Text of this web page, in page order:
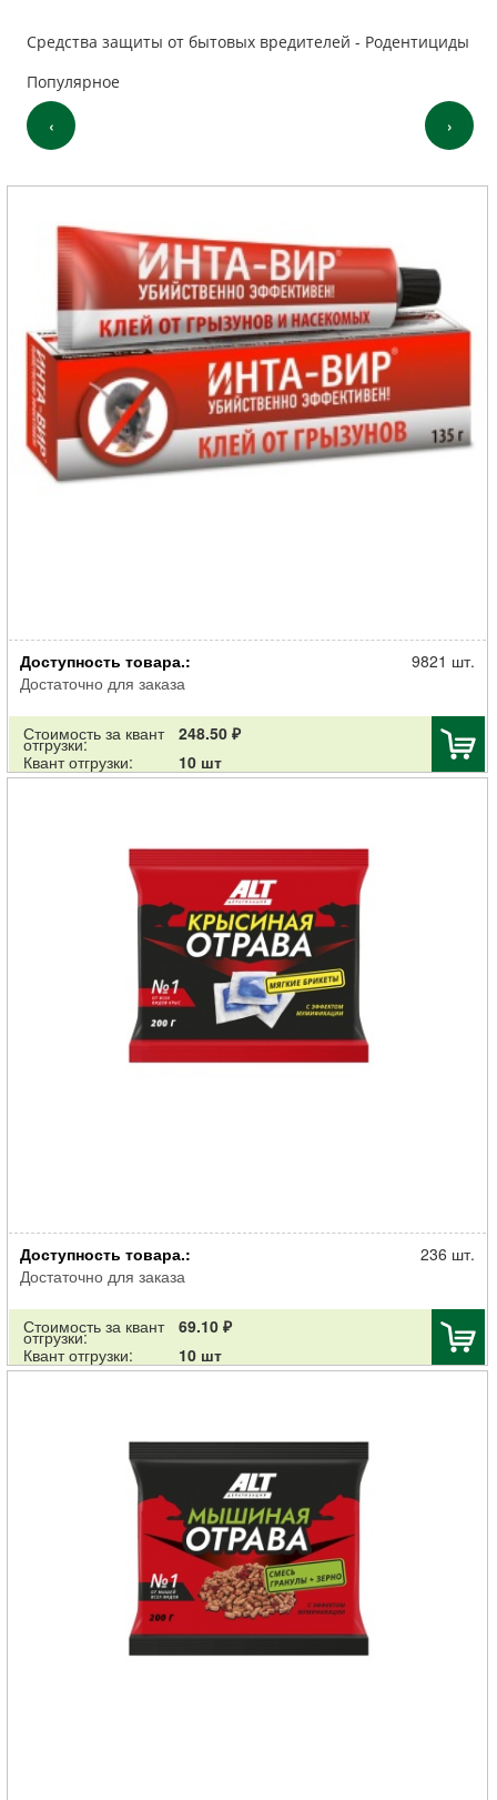
Средства защиты от бытовых вредителей - Родентициды
Популярное
‹ ›
Клей от грызунов и насекомых Инта Вир в тубе 135г
Доступность товара.:
Достаточно для заказа
9821 шт.
Стоимость за квант
отгрузки:
248.50 ₽
Квант отгрузки:
10 шт
Родентицид АЛТ Крысиная отрава от всех видов крыс мягкий брикет
Доступность товара.:
Достаточно для заказа
236 шт.
Стоимость за квант
отгрузки:
69.10 ₽
Квант отгрузки:
10 шт